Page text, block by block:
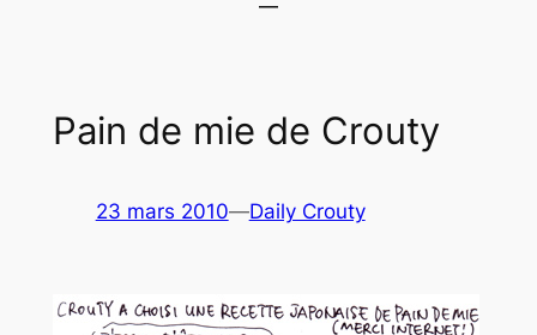
Pain de mie de Crouty
23 mars 2010—Daily Crouty